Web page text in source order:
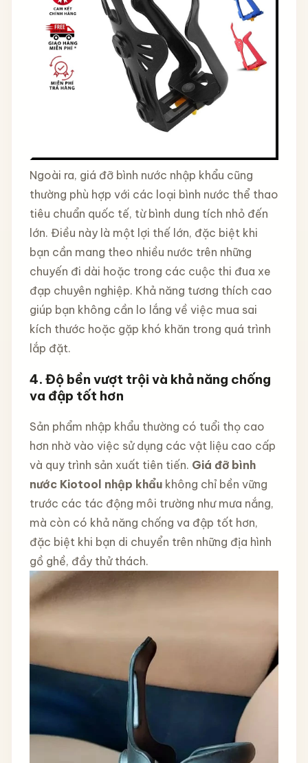
Ngoài ra, giá đỡ bình nước nhập khẩu cũng
thường phù hợp với các loại bình nước thể thao
tiêu chuẩn quốc tế, từ bình dung tích nhỏ đến
lớn. Điều này là một lợi thế lớn, đặc biệt khi
bạn cần mang theo nhiều nước trên những
chuyến đi dài hoặc trong các cuộc thi đua xe
đạp chuyên nghiệp. Khả năng tương thích cao
giúp bạn không cần lo lắng về việc mua sai
kích thước hoặc gặp khó khăn trong quá trình
lắp đặt.
4. Độ bền vượt trội và khả năng chống
va đập tốt hơn
Sản phẩm nhập khẩu thường có tuổi thọ cao
hơn nhờ vào việc sử dụng các vật liệu cao cấp
và quy trình sản xuất tiên tiến. Giá đỡ bình
nước Kiotool nhập khẩukhông chỉ bền vững
trước các tác động môi trường như mưa nắng,
mà còn có khả năng chống va đập tốt hơn,
đặc biệt khi bạn di chuyển trên những địa hình
gồ ghề, đầy thử thách.